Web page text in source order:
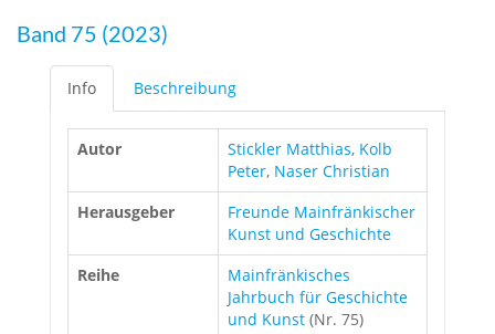
Band 75 (2023)
Info Beschreibung
Autor Stickler Matthias, Kolb
Peter, Naser Christian
Herausgeber
Freunde Mainfränkischer
Kunst und Geschichte
Reihe
Mainfränkisches
Jahrbuch für Geschichte
und Kunst (Nr. 75)